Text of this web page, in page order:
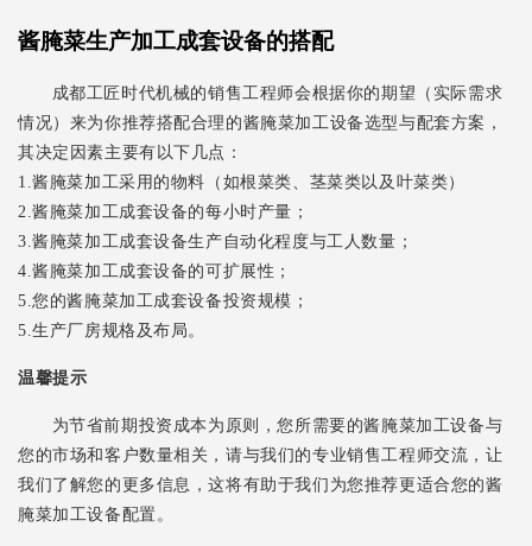
酱腌菜生产加工成套设备的搭配
成都工匠时代机械的销售工程师会根据你的期望（实际需求
情况）来为你推荐搭配合理的酱腌菜加工设备选型与配套方案，
其决定因素主要有以下几点：
1.酱腌菜加工采用的物料（如根菜类、茎菜类以及叶菜类）
2.酱腌菜加工成套设备的每小时产量；
3.酱腌菜加工成套设备生产自动化程度与工人数量；
4.酱腌菜加工成套设备的可扩展性；
5.您的酱腌菜加工成套设备投资规模；
5.生产厂房规格及布局。
温馨提示
为节省前期投资成本为原则，您所需要的酱腌菜加工设备与
您的市场和客户数量相关，请与我们的专业销售工程师交流，让
我们了解您的更多信息，这将有助于我们为您推荐更适合您的酱
腌菜加工设备配置。